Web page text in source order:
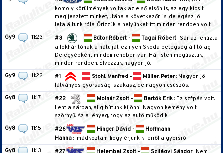
komoly körülmények voltak az első elsőn is, az egy kicsit
megijesztett minket, utána a következőn is, de egész jól
letaláltunk róla. Őrizzük a helyünket, itt minden rendben volt.
Gy9
11:23 #3 Bútor Róbert - Tagai Róbert: Sár az lehúzta
a lökhárítónak a hátulját, ez ilyen Skoda betegség állítólag.
De egyébként minden rendben van. Hál isten megúsztuk,
minden rendben. Élvezzük, nagyon jó.
Gy9
11:22 #1 Stohl. Manfred - Müller. Peter: Nagyon jó
látványos gyorsasági szakasz, de nagyon csúszós.
Gy8
11:17 #22 Molnár Zsolt - Bartók Erik: Ez sz*pás volt.
Lent a sárban, alig bírtunk kijönni. Nagyon kemény volt,
szörnyű. Az a lényeg, hogy az autó működik.
Gy8
11:15 #26 Hinger Dávid -
Hoffmann
Hanna: Imádkoztam, hogy érjünk ki erről a gyorsról.
Gy8
11:13 #27 Helembai Zsolt - Szilágyi Sándor: Nem